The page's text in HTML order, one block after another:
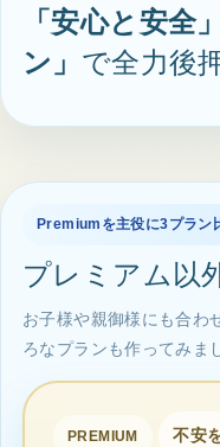
「安心と安全」
ン」 で全力後
Premiumを主役に3プラン
プレミアム以
お子様や親御様にも合わ
ろなプランも作ってみま
PREMIUM 不安